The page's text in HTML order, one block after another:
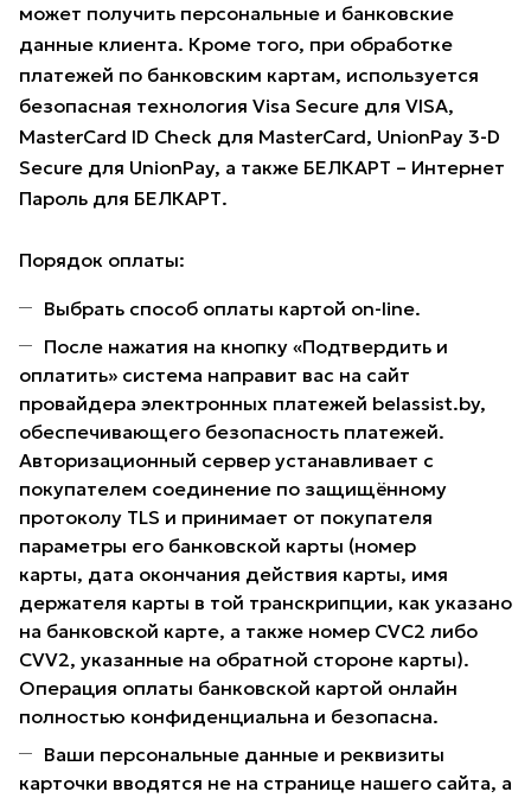
может получить персональные и банковские
данные клиента. Кроме того, при обработке
платежей по банковским картам, используется
безопасная технология Visa Secure для VISA,
MasterCard ID Check для MasterCard, UnionPay 3-D
Secure для UnionPay, а также БЕЛКАРТ – Интернет
Пароль для БЕЛКАРТ.
Порядок оплаты:
Выбрать способ оплаты картой on-line.
После нажатия на кнопку «Подтвердить и
оплатить» система направит вас на сайт
провайдера электронных платежей belassist.by,
обеспечивающего безопасность платежей.
Авторизационный сервер устанавливает с
покупателем соединение по защищённому
протоколу TLS и принимает от покупателя
параметры его банковской карты (номер
карты, дата окончания действия карты, имя
держателя карты в той транскрипции, как указано
на банковской карте, а также номер CVC2 либо
CVV2, указанные на обратной стороне карты).
Операция оплаты банковской картой онлайн
полностью конфиденциальна и безопасна.
Ваши персональные данные и реквизиты
карточки вводятся не на странице нашего сайта, а